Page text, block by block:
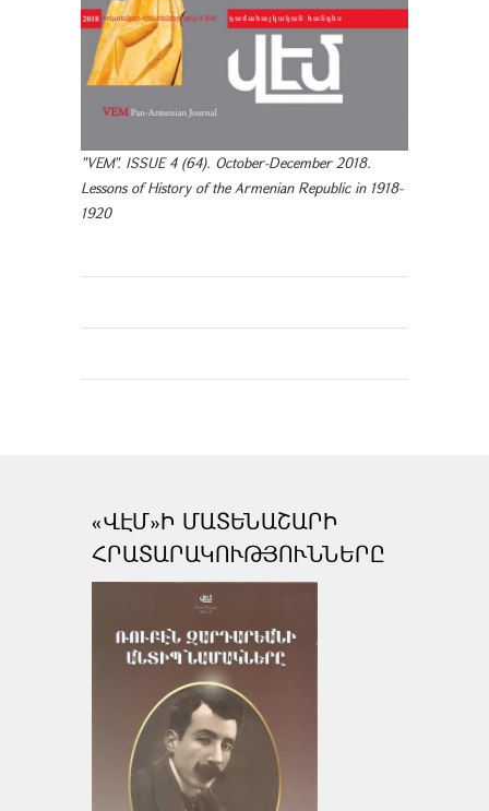
"VEM". ISSUE 4 (64). October-December 2018.
Lessons of History of the Armenian Republic in 1918-
1920
«ՎԷՄ»Ի ՄԱՏԵՆԱՇԱՐԻ
ՀՐԱՏԱՐԱԿՈՒԹՅՈՒՆՆԵՐԸ